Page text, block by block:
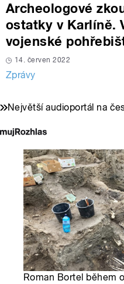
Archeologové
ostatky v Karlíně.
vojenské
14. červen 2022
Zprávy
Největší audioportál na
Roman Bortel během